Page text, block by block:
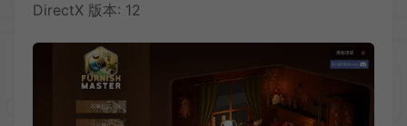
DirectX 版本: 12